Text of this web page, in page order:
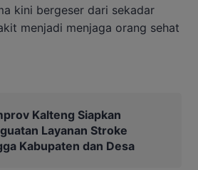
kini bergeser dari sekadar
menjadi menjaga orang sehat
Kalteng Siapkan
Layanan Stroke
Kabupaten dan Desa